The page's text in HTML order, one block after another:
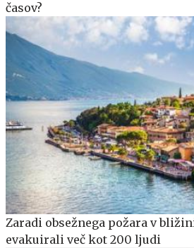
časov?
Zaradi obsežnega požara v
evakuirali več kot 200 ljudi